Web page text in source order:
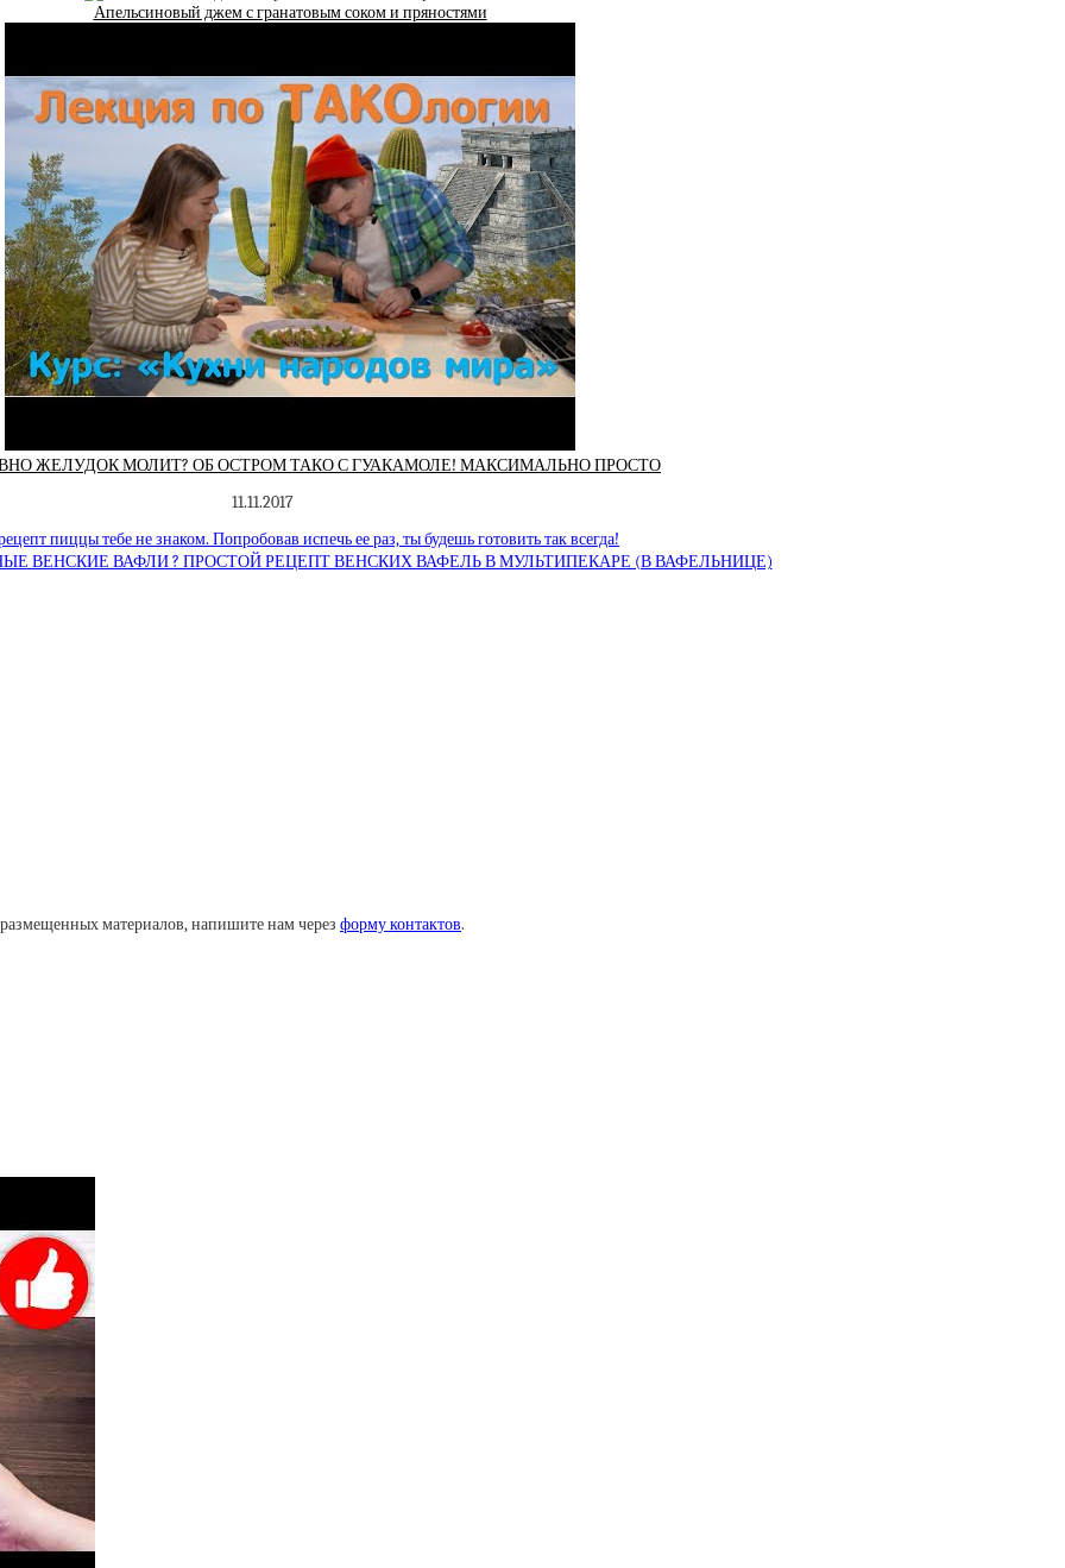
Апельсиновый джем с гранатовым соком и пряностями
ЖЕЛУДОК МОЛИТ? ОБ ОСТРОМ ТАКО С ГУАКАМОЛЕ! МАКСИМАЛЬНО ПРОСТО
11.11.2017
пиццы тебе не знаком. Попробовав испечь ее раз, ты будешь готовить так всегда!
ВЕНСКИЕ ВАФЛИ ? ПРОСТОЙ РЕЦЕПТ ВЕНСКИХ ВАФЕЛЬ В МУЛЬТИПЕКАРЕ (В ВАФЕЛЬНИЦЕ)
материалов, напишите нам через форму контактов.